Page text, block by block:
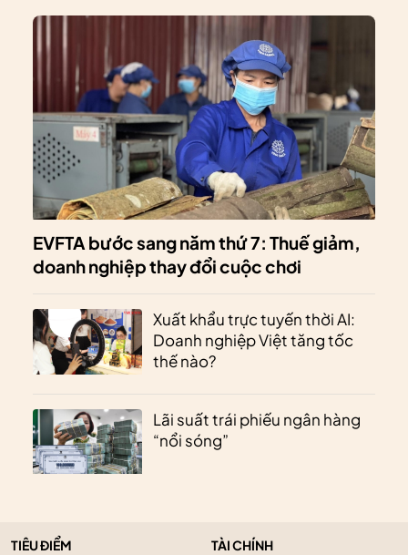
EVFTA bước sang năm thứ 7: Thuế giảm,
doanh nghiệp thay đổi cuộc chơi
Xuất khẩu trực tuyến thời AI:
Doanh nghiệp Việt tăng tốc
thế nào?
Lãi suất trái phiếu ngân hàng
“nổi sóng”
TIÊU ĐIỂM
TÀI CHÍNH